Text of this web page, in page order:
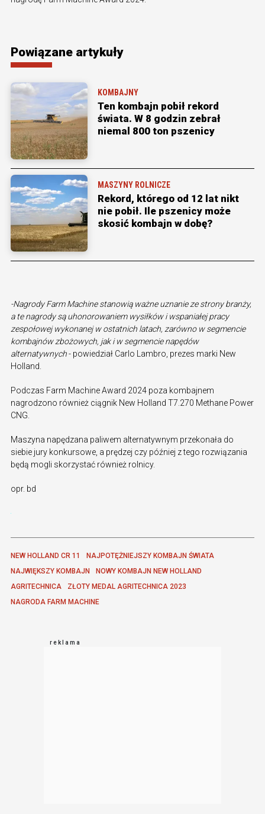
Powiązane artykuły
KOMBAJNY
Ten kombajn pobił rekord
świata. W 8 godzin zebrał
niemal 800 ton pszenicy
MASZYNY ROLNICZE
Rekord, którego od 12 lat nikt
nie pobił. Ile pszenicy może
skosić kombajn w dobę?
-Nagrody Farm Machine stanowią ważne uznanie ze strony branży,
a te nagrody są uhonorowaniem wysiłków i wspaniałej pracy
zespołowej wykonanej w ostatnich latach, zarówno w segmencie
kombajnów zbożowych, jak i w segmencie napędów
alternatywnych- powiedział Carlo Lambro, prezes marki New
Holland.
Podczas Farm Machine Award 2024 poza kombajnem
nagrodzono również ciągnik New Holland T7.270 Methane Power
CNG.
Maszyna napędzana paliwem alternatywnym przekonała do
siebie jury konkursowe, a prędzej czy później z tego rozwiązania
będą mogli skorzystać również rolnicy.
opr. bd
NEW HOLLAND CR 11
NAJPOTĘŻNIEJSZY KOMBAJN ŚWIATA
NAJWIĘKSZY KOMBAJN
NOWY KOMBAJN NEW HOLLAND
AGRITECHNICA
ZŁOTY MEDAL AGRITECHNICA 2023
NAGRODA FARM MACHINE